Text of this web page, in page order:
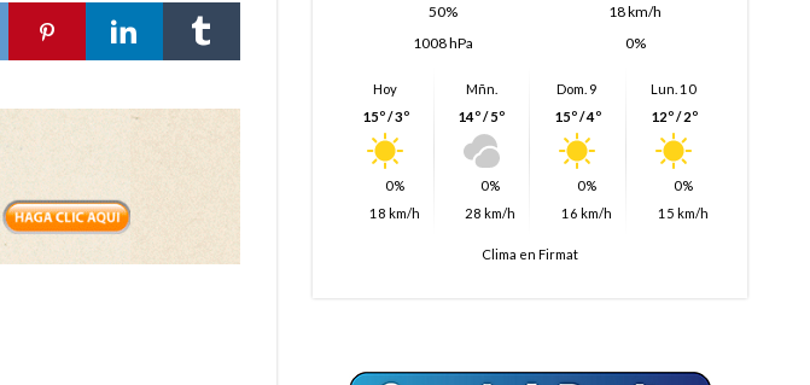
50%
18 km/h
1008 hPa
0%
Hoy
15º / 3º
0%
18 km/h
Mñn.
14º / 5º
0%
28 km/h
Dom. 9
15º / 4º
0%
16 km/h
Lun. 10
12º / 2º
0%
15 km/h
Clima en Firmat